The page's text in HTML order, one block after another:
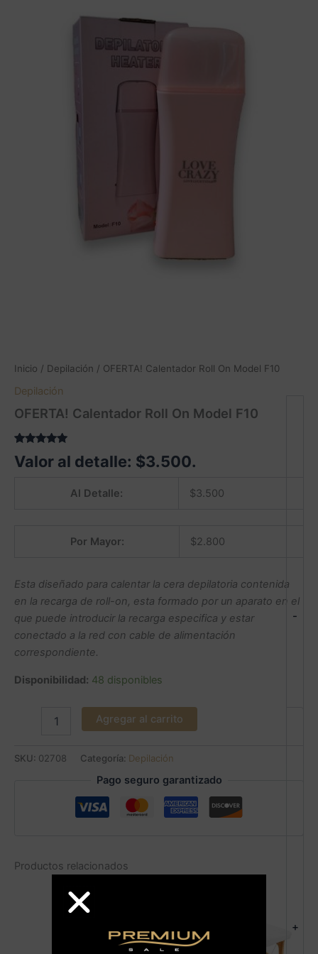
Inicio / Depilación / OFERTA! Calentador Roll On Model F10
Depilación
OFERTA! Calentador Roll On Model F10
5.00 sobre
puntuaciones
Valor al detalle: $3.500.
Al Detalle: $3.500
Por Mayor: $2.800
Esta diseñado para calentar la cera depilatoria contenida
en la recarga de roll-on, esta formado por un aparato en el
que puede introducir la recarga especifica y estar
conectado a la red con cable de alimentación
correspondiente.
Disponibilidad: 48 disponibles
-
+
Agregar al carrito
SKU: 02708 Categoría: Depilación
Pago seguro garantizado
Productos relacionados